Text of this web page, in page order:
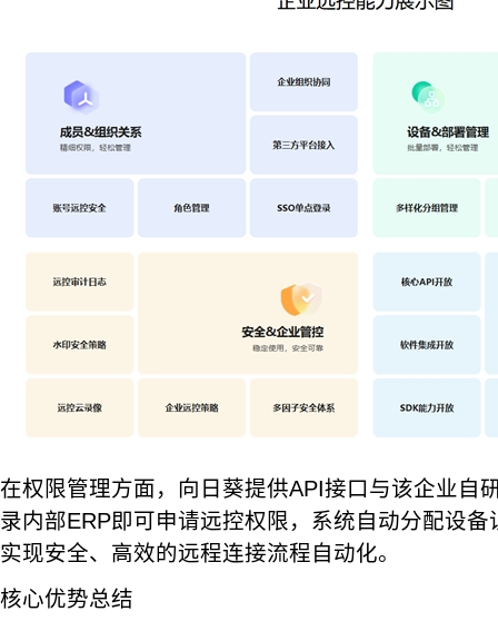
在权限管理方面，向日葵提供API接口与该企业自
录内部ERP即可申请远控权限，系统自动分配设
实现安全、高效的远程连接流程自动化。
核心优势总结